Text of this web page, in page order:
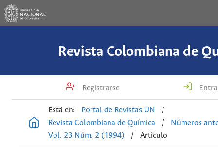
Revista Colombiana de
Registrarse
Está en: Portal de Revistas UN
/
Revista Colombiana de Química
/
Números
Vol. 23 Núm. 2 (1994)
/ Articulo